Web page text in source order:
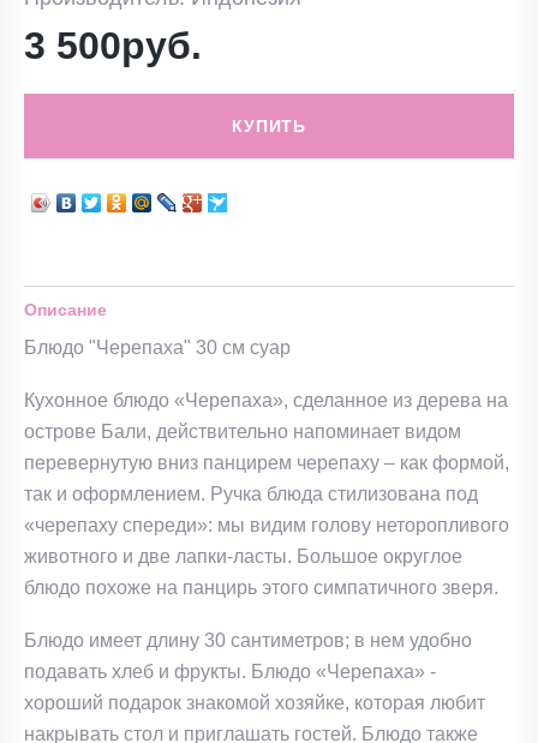
3 500руб.
КУПИТЬ
Описание
Блюдо "Черепаха" 30 см суар
Кухонное блюдо «Черепаха», сделанное из дерева на
острове Бали, действительно напоминает видом
перевернутую вниз панцирем черепаху – как формой,
так и оформлением. Ручка блюда стилизована под
«черепаху спереди»: мы видим голову неторопливого
животного и две лапки-ласты. Большое округлое
блюдо похоже на панцирь этого симпатичного зверя.
Блюдо имеет длину 30 сантиметров; в нем удобно
подавать хлеб и фрукты. Блюдо «Черепаха» -
хороший подарок знакомой хозяйке, которая любит
накрывать стол и приглашать гостей. Блюдо также